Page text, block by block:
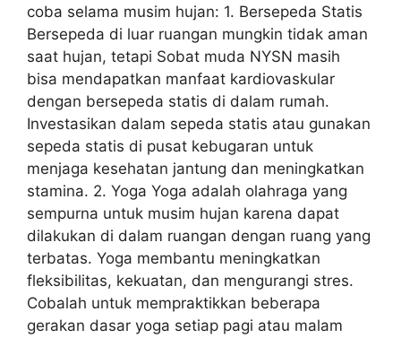
coba selama musim hujan: 1. Bersepeda Statis
Bersepeda di luar ruangan mungkin tidak aman
saat hujan, tetapi Sobat muda NYSN masih
bisa mendapatkan manfaat kardiovaskular
dengan bersepeda statis di dalam rumah.
Investasikan dalam sepeda statis atau gunakan
sepeda statis di pusat kebugaran untuk
menjaga kesehatan jantung dan meningkatkan
stamina. 2. Yoga Yoga adalah olahraga yang
sempurna untuk musim hujan karena dapat
dilakukan di dalam ruangan dengan ruang yang
terbatas. Yoga membantu meningkatkan
fleksibilitas, kekuatan, dan mengurangi stres.
Cobalah untuk mempraktikkan beberapa
gerakan dasar yoga setiap pagi atau malam